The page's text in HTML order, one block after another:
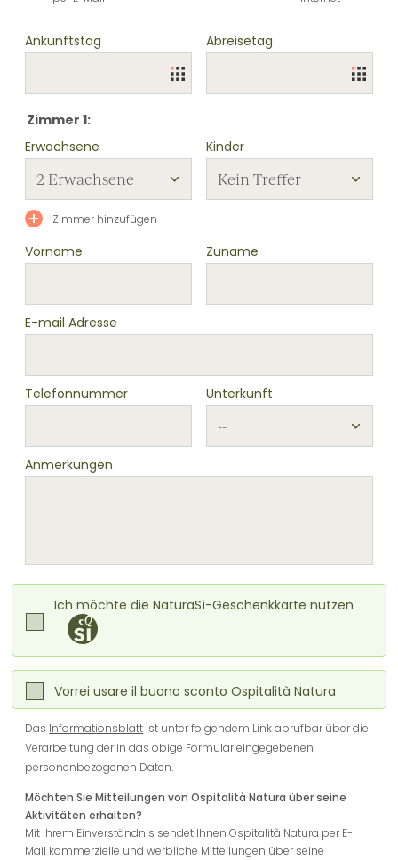
Ankunftstag Abreisetag
Zimmer 1:
Erwachsene
Kinder
Zimmer hinzufügen
Vorname Zuname
E-mail Adresse
Telefonnummer Unterkunft
Anmerkungen
Ich möchte die NaturaSì-Geschenkkarte nutzen
Vorrei usare il buono sconto Ospitalità Natura
Das Informationsblatt ist unter folgendem Link abrufbar über die
Verarbeitung der in das obige Formular eingegebenen
personenbezogenen Daten.
Möchten Sie Mitteilungen von Ospitalità Natura über seine
Aktivitäten erhalten?
Mit Ihrem Einverständnis sendet Ihnen Ospitalità Natura per E-
Mail kommerzielle und werbliche Mitteilungen über seine